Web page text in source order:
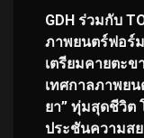
GDH ร่วมกับ
ภาพยนตร์ฟอร์ม
เตรียมคายตะ
เทศกาลภาพย
ยา” ทุ่มสุดชีวิ
ประชันความส